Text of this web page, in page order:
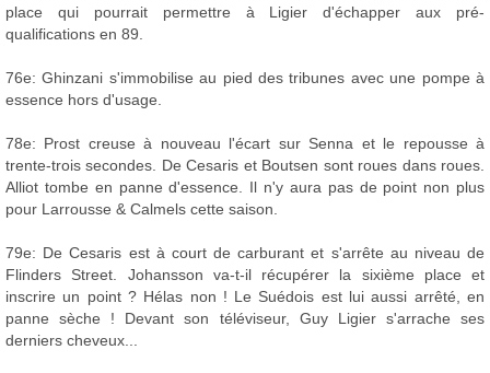
place qui pourrait permettre à Ligier d'échapper aux pré-
qualifications en 89.
76e: Ghinzani s'immobilise au pied des tribunes avec une pompe à
essence hors d'usage.
78e: Prost creuse à nouveau l'écart sur Senna et le repousse à
trente-trois secondes. De Cesaris et Boutsen sont roues dans roues.
Alliot tombe en panne d'essence. Il n'y aura pas de point non plus
pour Larrousse & Calmels cette saison.
79e: De Cesaris est à court de carburant et s'arrête au niveau de
Flinders Street. Johansson va-t-il récupérer la sixième place et
inscrire un point ? Hélas non ! Le Suédois est lui aussi arrêté, en
panne sèche ! Devant son téléviseur, Guy Ligier s'arrache ses
derniers cheveux...